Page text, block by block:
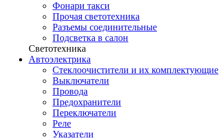
Фонари такси
Прочая светотехника
Разъемы соединительные
Подсветка в салон
Светотехника
Автоэлектрика
Стеклоочистители и их комплектующие
Выключатели
Провода
Предохранители
Переключатели
Реле
Указатели